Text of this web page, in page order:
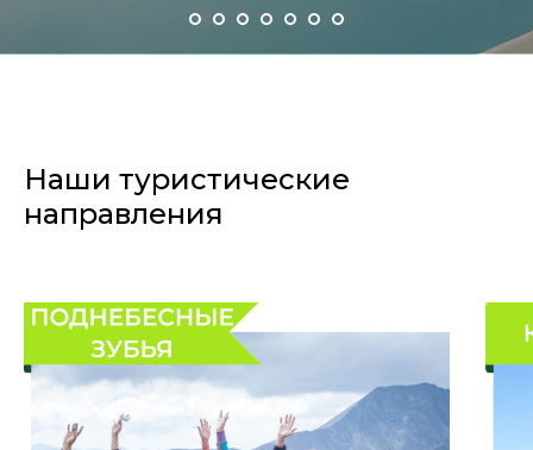
Наши туристические
направления